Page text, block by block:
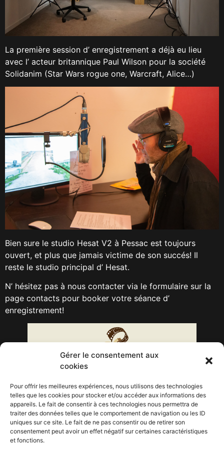
Gérer le consentement aux
cookies
Pour offrir les meilleures expériences, nous utilisons des technologies
telles que les cookies pour stocker et/ou accéder aux informations des
appareils. Le fait de consentir à ces technologies nous permettra de
traiter des données telles que le comportement de navigation ou les ID
uniques sur ce site. Le fait de ne pas consentir ou de retirer son
consentement peut avoir un effet négatif sur certaines caractéristiques
et fonctions.
La première session d’ enregistrement a déjà eu lieu
avec l’ acteur britannique Paul Wilson pour la société
Solidanim (Star Wars rogue one, Warcraft, Alice…)
Bien sure le studio Hesat V2 à Pessac est toujours
ouvert, et plus que jamais victime de son succés! Il
reste le studio principal d’ Hesat.
N’ hésitez pas à nous contacter via le formulaire sur la
page contacts pour booker votre séance d’
enregistrement!
ÉtiquetéaudiovisuelBordeaux Bastide cinémala
couveuse à filmsmixagemixage sonstudio Hesat V3voix